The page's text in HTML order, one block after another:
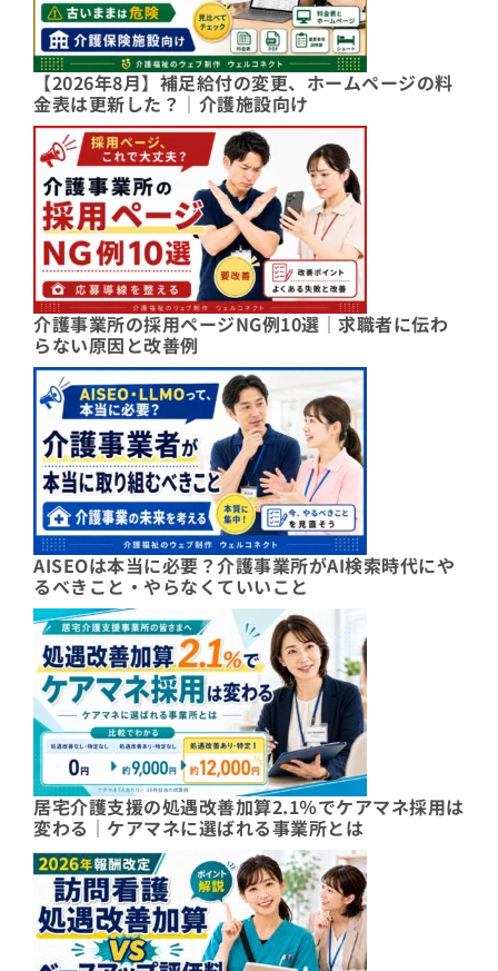
【2026年8月】補足給付の変更、ホームページの料
金表は更新した？｜介護施設向け
介護事業所の採用ページNG例10選｜求職者に伝わ
らない原因と改善例
AISEOは本当に必要？介護事業所がAI検索時代にや
るべきこと・やらなくていいこと
居宅介護支援の処遇改善加算2.1％でケアマネ採用は
変わる｜ケアマネに選ばれる事業所とは